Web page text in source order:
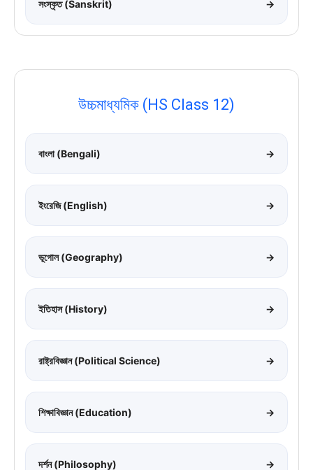
সংস্কৃত (Sanskrit) →
উচ্চমাধ্যমিক (HS Class 12)
বাংলা (Bengali) →
ইংরেজি (English) →
ভূগোল (Geography) →
ইতিহাস (History) →
রাষ্ট্রবিজ্ঞান (Political Science) →
শিক্ষাবিজ্ঞান (Education) →
দর্শন (Philosophy) →